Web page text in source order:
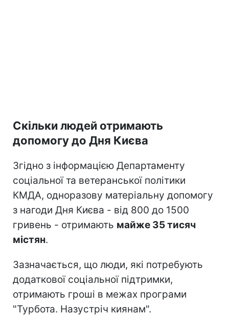
Скільки людей отримають
допомогу до Дня Києва
Згідно з інформацією Департаменту
соціальної та ветеранської політики
КМДА, одноразову матеріальну допомогу
з нагоди Дня Києва - від 800 до 1500
гривень - отримають майже 35 тисяч
містян.
Зазначається, що люди, які потребують
додаткової соціальної підтримки,
отримають гроші в межах програми
"Турбота. Назустріч киянам".